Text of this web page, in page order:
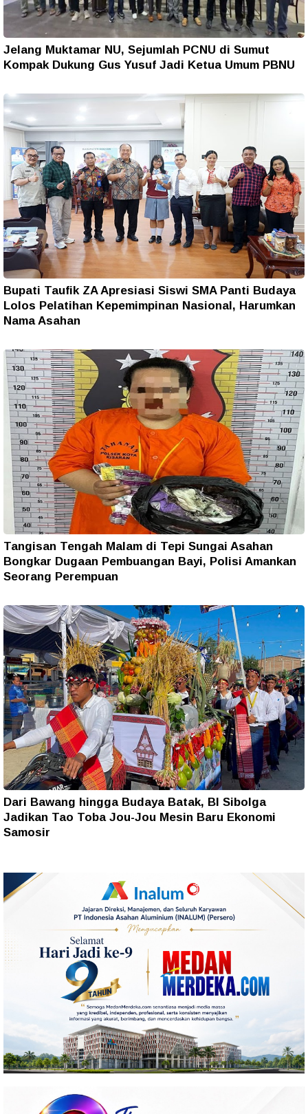
Jelang Muktamar NU, Sejumlah PCNU di Sumut
Kompak Dukung Gus Yusuf Jadi Ketua Umum PBNU
Bupati Taufik ZA Apresiasi Siswi SMA Panti Budaya
Lolos Pelatihan Kepemimpinan Nasional, Harumkan
Nama Asahan
Tangisan Tengah Malam di Tepi Sungai Asahan
Bongkar Dugaan Pembuangan Bayi, Polisi Amankan
Seorang Perempuan
Dari Bawang hingga Budaya Batak, BI Sibolga
Jadikan Tao Toba Jou-Jou Mesin Baru Ekonomi
Samosir